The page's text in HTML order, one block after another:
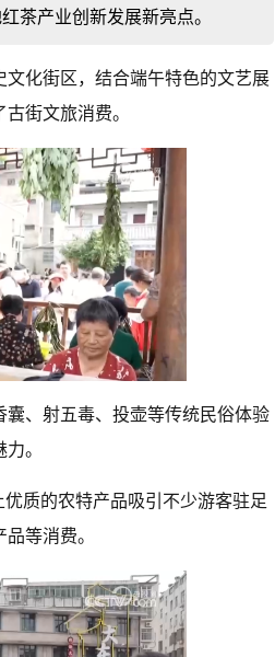
茶产业创新发展新亮点。
化街区，结合端午特色的文艺展
街文旅消费。
、射五毒、投壶等传统民俗体验
。
质的农特产品吸引不少游客驻足
等消费。